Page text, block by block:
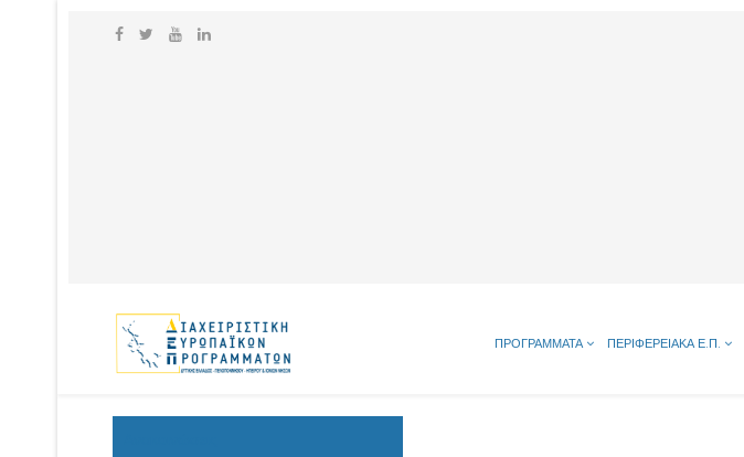
ΠΡΟΓΡΑΜΜΑΤΑ ΠΕΡΙΦΕΡΕΙΑΚΑ Ε.Π.